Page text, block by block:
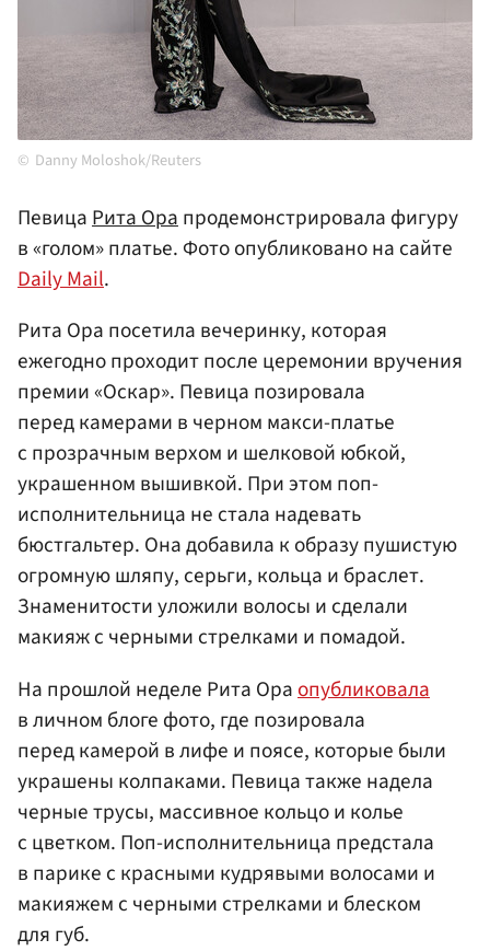
Danny Moloshok/Reuters
ПевицаРита Орапродемонстрировала фигуру
в «голом» платье. Фото опубликовано на сайте
Daily Mail.
Рита Ора посетила вечеринку, которая
ежегодно проходит после церемонии вручения
премии «Оскар». Певица позировала
перед камерами в черном макси-платье
с прозрачным верхом и шелковой юбкой,
украшенном вышивкой. При этом поп-
исполнительница не стала надевать
бюстгальтер. Она добавила к образу пушистую
огромную шляпу, серьги, кольца и браслет.
Знаменитости уложили волосы и сделали
макияж с черными стрелками и помадой.
На прошлой неделе Рита Ора опубликовала
в личном блоге фото, где позировала
перед камерой в лифе и поясе, которые были
украшены колпаками. Певица также надела
черные трусы, массивное кольцо и колье
с цветком. Поп-исполнительница предстала
в парике с красными кудрявыми волосами и
макияжем с черными стрелками и блеском
для губ.